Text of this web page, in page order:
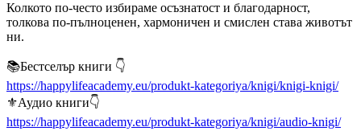
Колкото по-често избираме осъзнатост и благодарност,
толкова по-пълноценен, хармоничен и смислен става животът
ни.
📚Бестселър книги 👇
https://happylifeacademy.eu/produkt-kategoriya/knigi/knigi-knigi/
⚜Аудио книги👇
https://happylifeacademy.eu/produkt-kategoriya/knigi/audio-knigi/